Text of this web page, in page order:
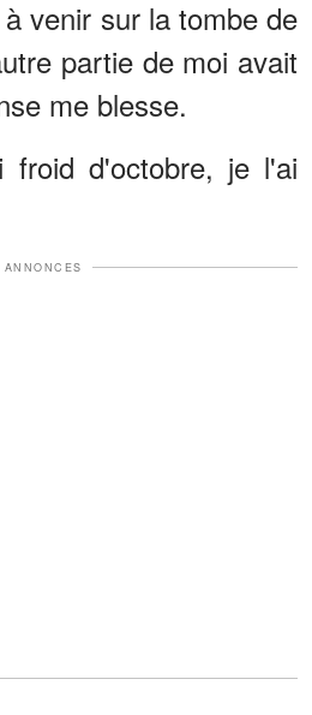
venir sur la tombe de
partie de moi avait
me blesse.
froid d'octobre, je l'ai
ANNONCES